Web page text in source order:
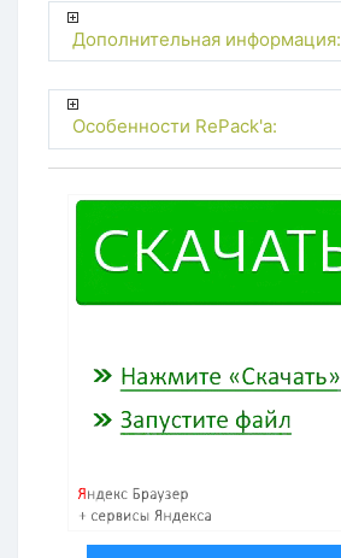
Дополнительная информация:
Особенности RePack'a: